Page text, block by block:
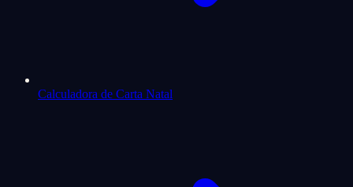
Calculadora de Carta Natal